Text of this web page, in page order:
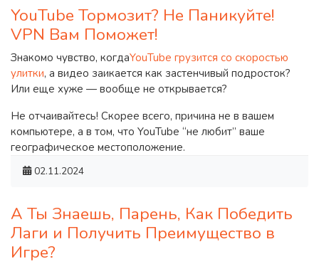
YouTube Тормозит? Не Паникуйте!
VPN Вам Поможет!
Знакомо чувство, когдаYouTube грузится со скоростью
улитки, а видео заикается как застенчивый подросток?
Или еще хуже — вообще не открывается?
Не отчаивайтесь! Скорее всего, причина не в вашем
компьютере, а в том, что YouTube “не любит” ваше
географическое местоположение.
02.11.2024
А Ты Знаешь, Парень, Как Победить
Лаги и Получить Преимущество в
Игре?